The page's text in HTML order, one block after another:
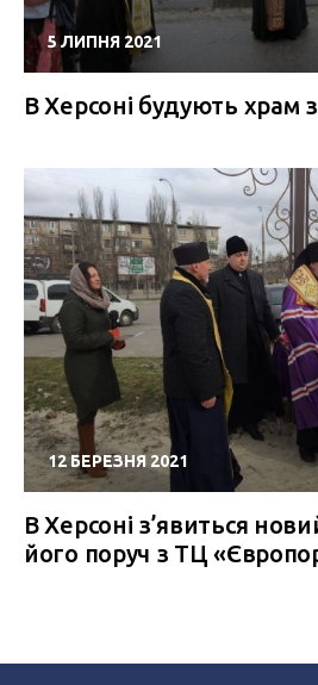
5 ЛИПНЯ 2021
В Херсоні будують храм
12 БЕРЕЗНЯ 2021
В Херсоні з’явиться
його поруч з ТЦ